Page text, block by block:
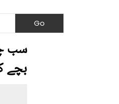
بچے